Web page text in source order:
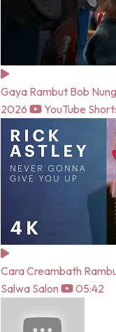
Gaya Rambut Bob
2026
YouTube
Cara Creambath
Salwa Salon
05:42